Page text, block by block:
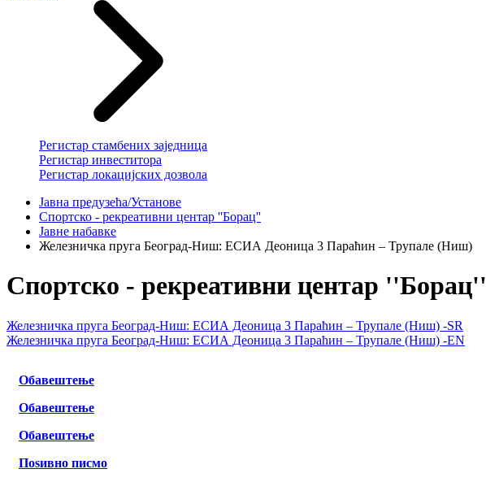
Регистар стамбених заједница
Регистар инвеститора
Регистар локацијских дозвола
Јавна предузећа/Установе
Спортско - рекреативни центар ''Борац''
Јавне набавке
Железничка пруга Београд-Ниш: ЕСИА Деоница 3 Параћин – Трупале (Ниш)
Спортско - рекреативни центар ''Борац''
Железничка пруга Београд-Ниш: ЕСИА Деоница 3 Параћин – Трупале (Ниш) -SR
Железничка пруга Београд-Ниш: ЕСИА Деоница 3 Параћин – Трупале (Ниш) -EN
Обавештење
Обавештење
Обавештење
Поѕивно писмо